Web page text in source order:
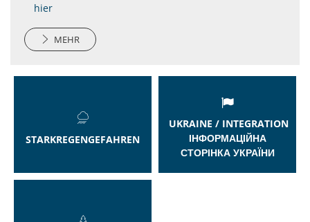
hier
MEHR
STARKREGENGEFAHREN
UKRAINE / INTEGRATION
ІНФОРМАЦІЙНА
СТОРІНКА УКРАЇНИ